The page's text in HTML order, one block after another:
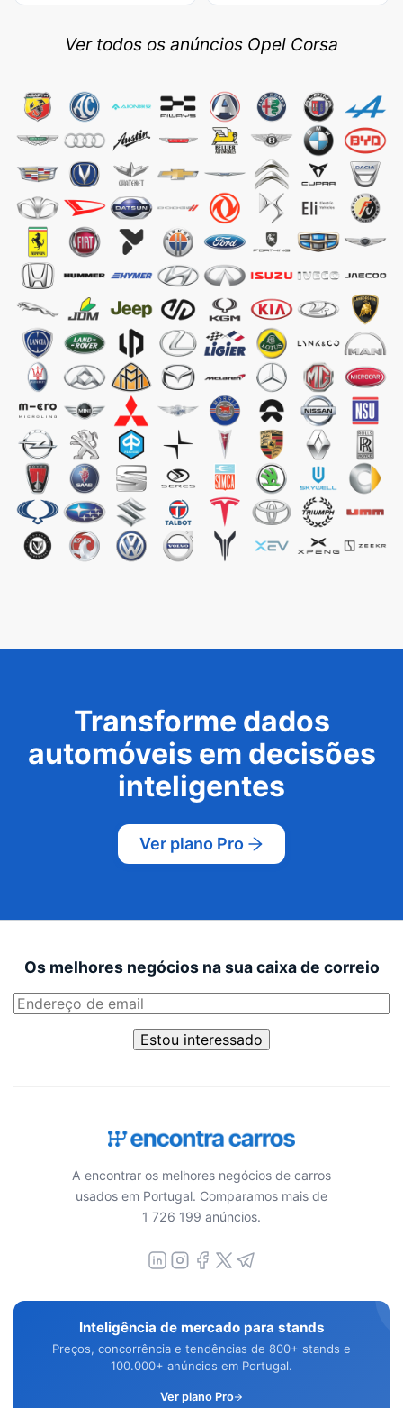
Ver todos os anúncios Opel Corsa
Transforme dados
automóveis em decisões
inteligentes
Ver plano Pro
Os melhores negócios na sua caixa de correio
Estou interessado
A encontrar os melhores negócios de carros
usados em Portugal. Comparamos mais de
1 726 199 anúncios.
Inteligência de mercado para stands
Preços, concorrência e tendências de 800+ stands e
100.000+ anúncios em Portugal.
Ver plano Pro